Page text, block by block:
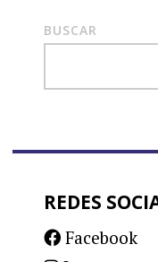
BUSCAR
REDES
Facebook